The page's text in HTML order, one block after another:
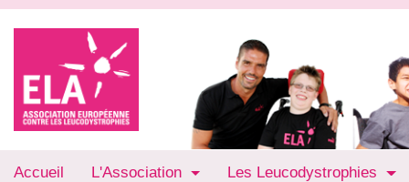
Accueil L'Association Les Leucodystrophies